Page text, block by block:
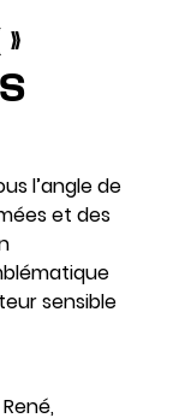
l’angle de
et des
sensible